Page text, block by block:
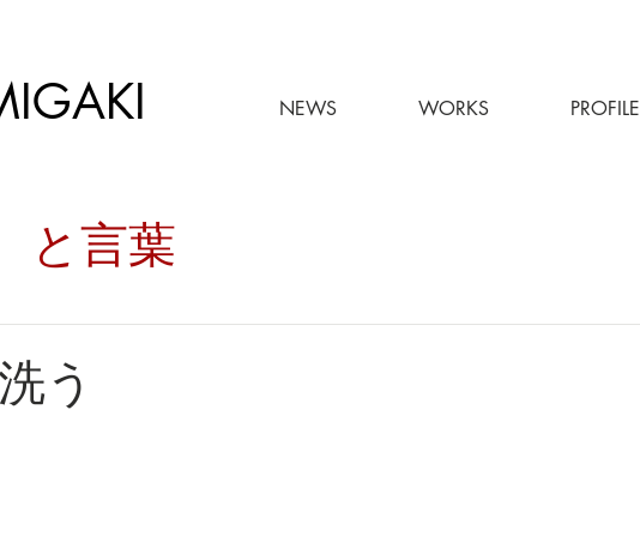
NEWS WORKS PROFILE
と言葉
う